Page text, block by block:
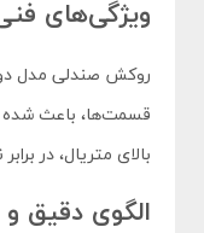
ویژگی‌های
قسمت‌ها، باعث شده
بالای متریال، در
الگوی دقیق